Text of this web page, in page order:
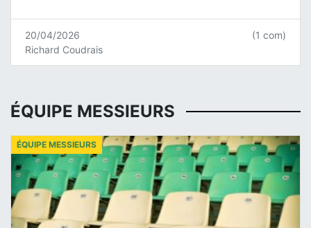
20/04/2026
Richard Coudrais
(1 com)
ÉQUIPE MESSIEURS
ÉQUIPE MESSIEURS